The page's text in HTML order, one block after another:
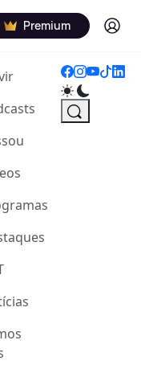
Premium Log in
(current)